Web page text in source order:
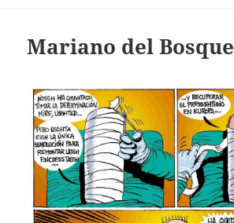
Mariano del Bosque